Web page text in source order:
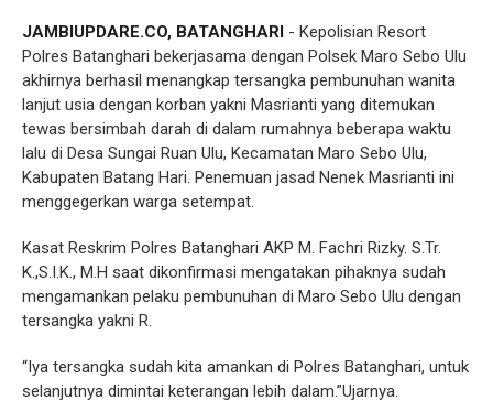
JAMBIUPDARE.CO, BATANGHARI - Kepolisian Resort
Polres Batanghari bekerjasama dengan Polsek Maro Sebo Ulu
akhirnya berhasil menangkap tersangka pembunuhan wanita
lanjut usia dengan korban yakni Masrianti yang ditemukan
tewas bersimbah darah di dalam rumahnya beberapa waktu
lalu di Desa ‌Sungai Ruan Ulu, Kecamatan Maro Sebo Ulu,
Kabupaten Batang Hari. Penemuan jasad Nenek Masrianti ini
menggegerkan warga setempat.
Kasat Reskrim Polres Batanghari AKP M. Fachri Rizky. S.Tr.
K.,S.I.K., M.H saat dikonfirmasi mengatakan pihaknya sudah
mengamankan pelaku pembunuhan di Maro Sebo Ulu dengan
tersangka yakni R.
“Iya tersangka sudah kita amankan di Polres Batanghari, untuk
selanjutnya dimintai keterangan lebih dalam.”Ujarnya.